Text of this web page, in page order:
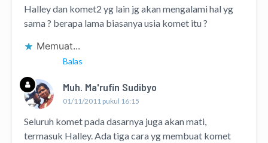
Halley dan komet2 yg lain jg akan mengalami hal yg
sama ? berapa lama biasanya usia komet itu ?
Memuat...
Balas
Muh. Ma'rufin Sudibyo
01/11/2011 pukul 16:15
Seluruh komet pada dasarnya juga akan mati,
termasuk Halley. Ada tiga cara yg membuat komet